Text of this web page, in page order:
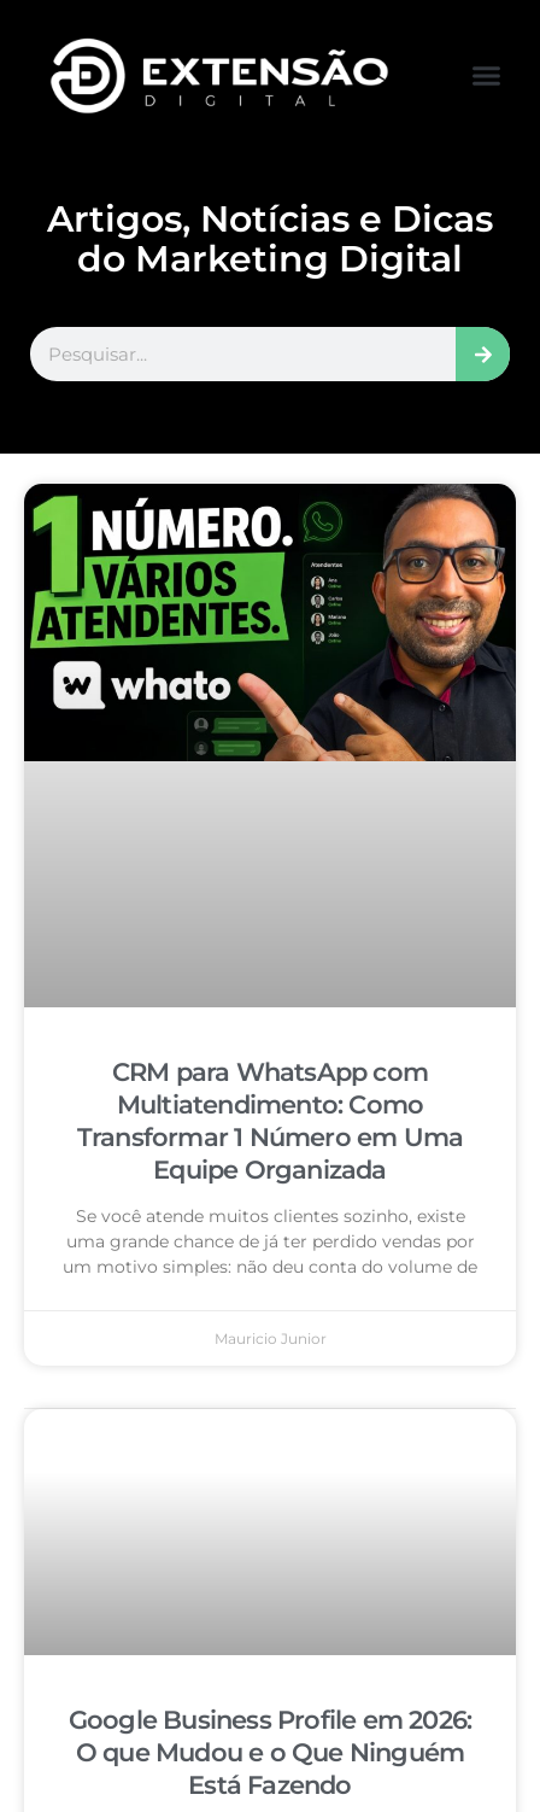
Artigos, Notícias e Dicas
do Marketing Digital
CRM para WhatsApp com
Multiatendimento: Como
Transformar 1 Número em Uma
Equipe Organizada
Se você atende muitos clientes sozinho, existe
uma grande chance de já ter perdido vendas por
um motivo simples: não deu conta do volume de
Mauricio Junior
Google Business Profile em 2026:
O que Mudou e o Que Ninguém
Está Fazendo